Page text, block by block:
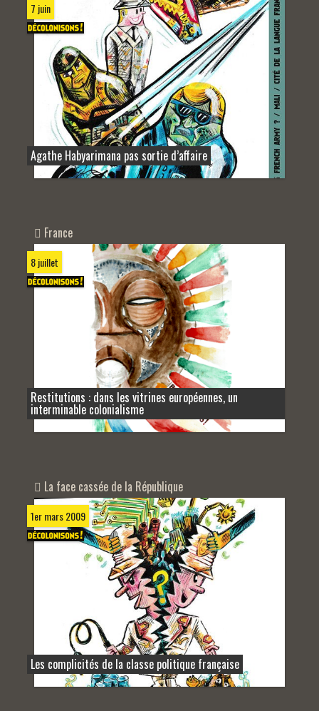
7 juin
Agathe Habyarimana pas sortie d’affaire
France
8 juillet
Restitutions : dans les vitrines européennes, un
interminable colonialisme
La face cassée de la République
1er mars 2009
Les complicités de la classe politique française